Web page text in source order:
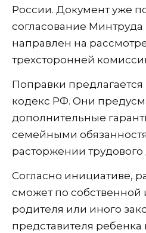
России. Документ уже
согласование
направлен на
трехсторонней
Поправки предлагается
кодекс РФ. Они
дополнительные
семейными
расторжении трудового
Согласно инициативе,
сможет по собственной
родителя или иного
представителя